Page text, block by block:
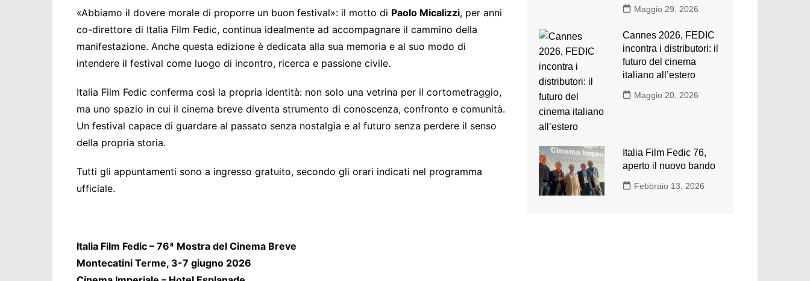
«Abbiamo il dovere morale di proporre un buon festival»: il motto di Paolo Micalizzi, per anni
co-direttore di Italia Film Fedic, continua idealmente ad accompagnare il cammino della
manifestazione. Anche questa edizione è dedicata alla sua memoria e al suo modo di
intendere il festival come luogo di incontro, ricerca e passione civile.
Italia Film Fedic conferma così la propria identità: non solo una vetrina per il cortometraggio,
ma uno spazio in cui il cinema breve diventa strumento di conoscenza, confronto e comunità.
Un festival capace di guardare al passato senza nostalgia e al futuro senza perdere il senso
della propria storia.
Tutti gli appuntamenti sono a ingresso gratuito, secondo gli orari indicati nel programma
ufficiale.
Italia Film Fedic – 76ª Mostra del Cinema Breve
Montecatini Terme, 3-7 giugno 2026
Maggio 29, 2026
Cannes 2026, FEDIC
incontra i distributori: il
futuro del cinema
italiano all’estero
Maggio 20, 2026
Italia Film Fedic 76,
aperto il nuovo bando
Febbraio 13, 2026